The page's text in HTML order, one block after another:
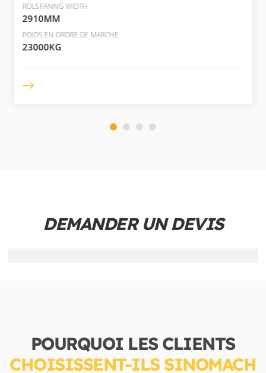
ROLSPANNG WIDTH
2910MM
POIDS EN ORDRE DE MARCHE
23000KG
DEMANDER UN DEVIS
POURQUOI LES CLIENTS
CHOISISSENT-ILS SINOMACH